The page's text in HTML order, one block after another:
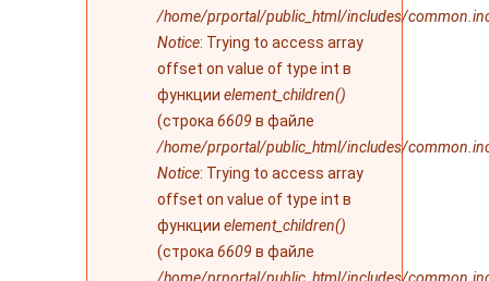
/home/prportal/public_html/includes/
Notice: Trying to access array
offset on value of type int в
функции element_children()
(строка 6609 в файле
/home/prportal/public_html/includes/
Notice: Trying to access array
offset on value of type int в
функции element_children()
(строка 6609 в файле